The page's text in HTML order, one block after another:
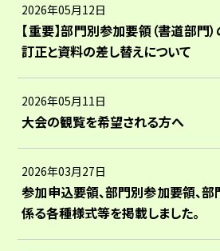
2026年05月12日
【重要】部門別参加要領（書道部門
訂正と資料の差し替えについて
2026年05月11日
大会の観覧を希望される方へ
2026年03月27日
参加申込要領、部門別参加要領、
係る各種様式等を掲載しました。